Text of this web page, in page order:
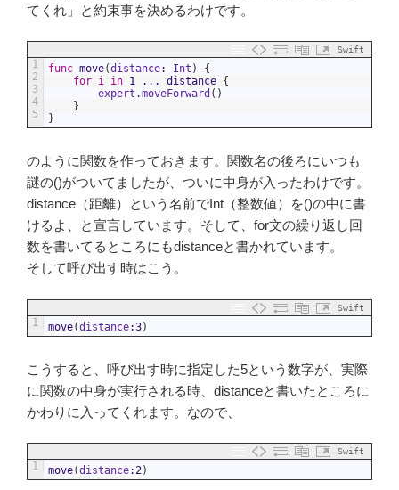
てくれ」と約束事を決めるわけです。
Swift
1
2
3
4
5
func move(distance: Int )
{
for i in 1 ... distance {
expert .moveForward ( )
}
}
のように関数を作っておきます。関数名の後ろにいつも
謎の()がついてましたが、ついに中身が入ったわけです。
distance（距離）という名前でInt（整数値）を()の中に書
けるよ、と宣言しています。そして、for文の繰り返し回
数を書いてるところにもdistanceと書かれています。
そして呼び出す時はこう。
Swift
1 move(distance:3)
こうすると、呼び出す時に指定した5という数字が、実際
に関数の中身が実行される時、distanceと書いたところに
かわりに入ってくれます。なので、
Swift
1 move(distance:2)